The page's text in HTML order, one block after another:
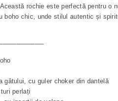
rochie este perfectă pentru o
boho chic, unde stilul autentic și
gâtului, cu guler choker din dantelă
perlați